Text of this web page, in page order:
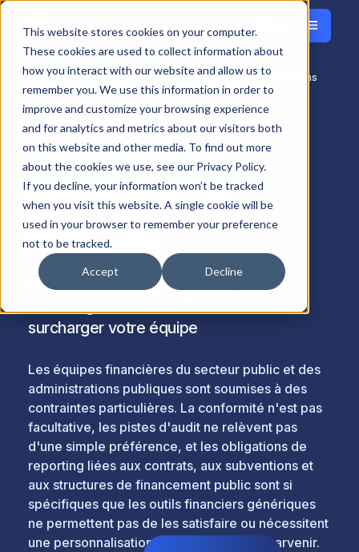
This website stores cookies on your computer.
These cookies are used to collect information about
how you interact with our website and allow us to
remember you. We use this information in order to
improve and customize your browsing experience
and for analytics and metrics about our visitors both
on this website and other media. To find out more
about the cookies we use, see our Privacy Policy.
If you decline, your information won’t be tracked
when you visit this website. A single cookie will be
used in your browser to remember your preference
not to be tracked.
Accept Decline
Accueil Solutions Secteur
Velixo pour les administrations
publiques
Velixo pour les
administrations
publiques
Un reporting financier conforme aux
surcharger votre équipe
Les équipes financières du secteur public et des
administrations publiques sont soumises à des
contraintes particulières. La conformité n'est pas
facultative, les pistes d'audit ne relèvent pas
d'une simple préférence, et les obligations de
reporting liées aux contrats, aux subventions et
aux structures de financement public sont si
spécifiques que les outils financiers génériques
ne permettent pas de les satisfaire ou nécessitent
une personnalisation importante pour y parvenir.